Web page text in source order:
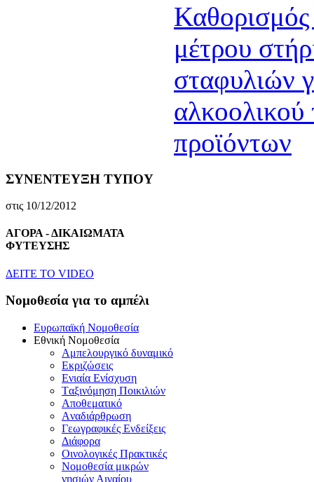
Καθορισμός
μέτρου
σταφυλιών
αλκοολικού
προϊόντων
ΣΥΝΕΝΤΕΥΞΗ ΤΥΠΟΥ
στις 10/12/2012
ΑΓΟΡΑ - ΔΙΚΑΙΩΜΑΤΑ
ΦΥΤΕΥΣΗΣ
ΔEITE TO VIDEO
Nομοθεσία για το αμπέλι
Eυρωπαϊκή Nομοθεσία
Eθνική Nομοθεσία
Aμπελουργικό δυναμικό
Eκριζώσεις
Eνιαία Eνίσχυση
Tαξινόμηση Ποικιλιών
Aποθεματικό
Aναδιάρθρωση
Γεωγραφικές Ενδείξεις
Διάφορα
Oινολογικές Πρακτικές
Νομοθεσία μικρών
νησιών Αιγαίου